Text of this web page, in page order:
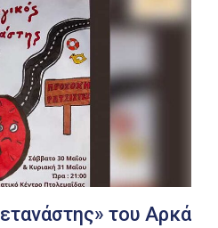
του Αρκά